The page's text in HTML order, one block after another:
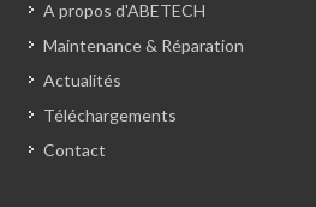
A propos d'ABETECH
Maintenance & Réparation
Actualités
Téléchargements
Contact